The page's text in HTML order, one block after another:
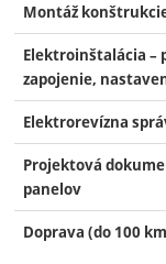
Montáž
Elektroinštalácia –
zapojenie,
Elektrorevízna
Projektová
panelov
Doprava (do 100